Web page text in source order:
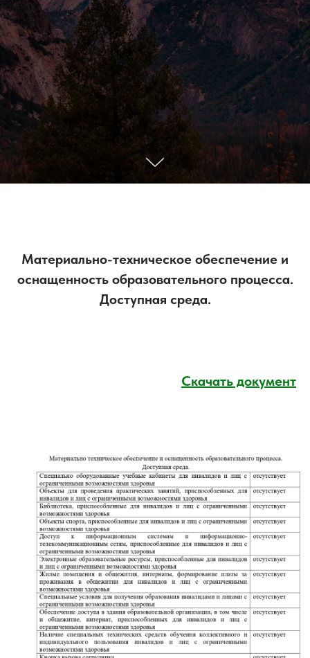
Материально-техническое обеспечение и
оснащенность образовательного процесса.
Доступная среда.
Скачать документ